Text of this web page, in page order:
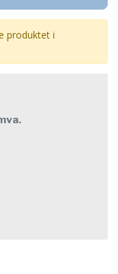
produktet i